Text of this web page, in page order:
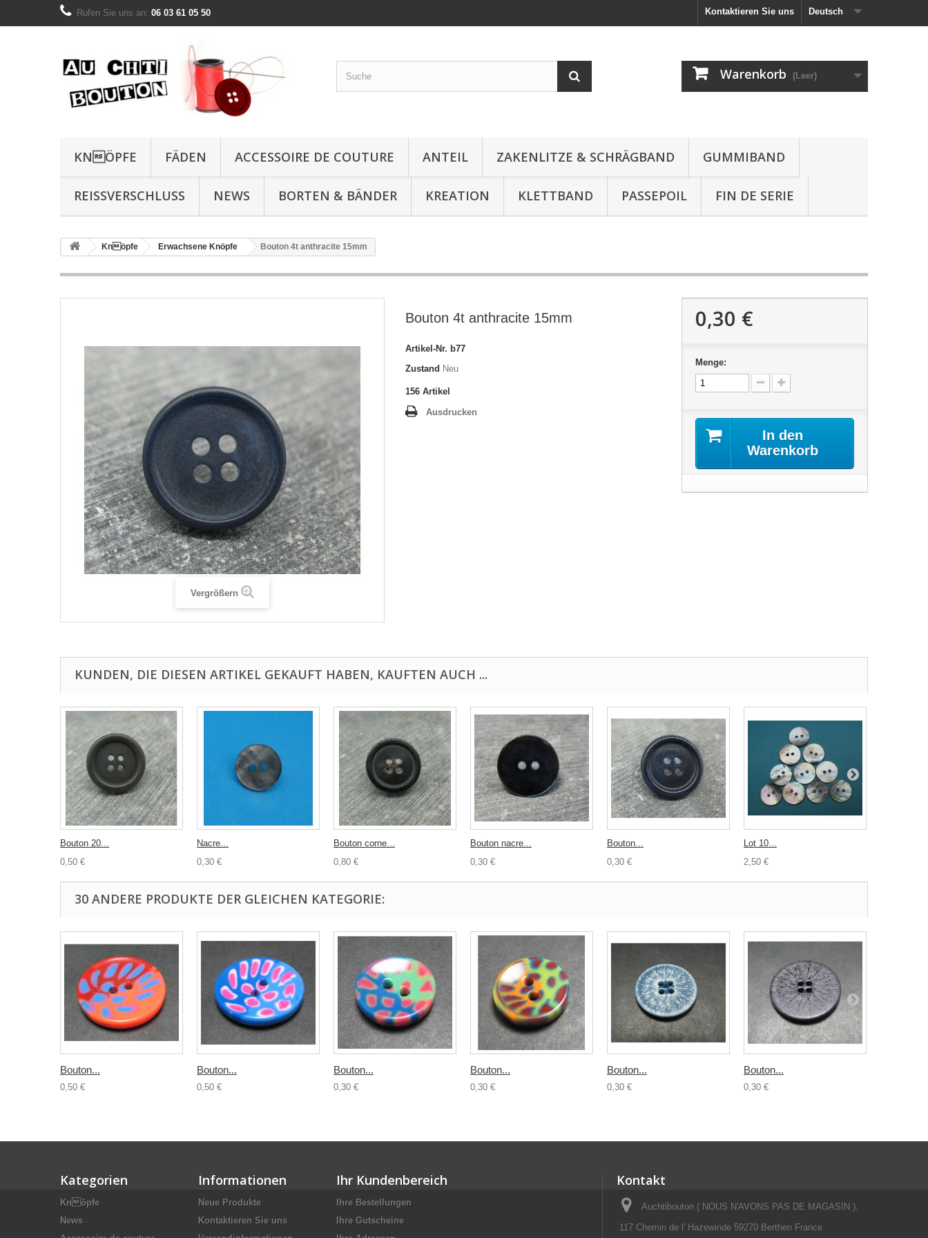
Deutsch
Kontaktieren Sie uns
Rufen Sie uns an: 06 03 61 05 50
Warenkorb (Leer)
KNÖPFE FÄDEN ACCESSOIRE DE COUTURE ANTEIL ZAKENLITZE & SCHRÄGBAND GUMMIBAND
REISSVERSCHLUSS NEWS BORTEN & BÄNDER KREATION KLETTBAND PASSEPOIL FIN DE SERIE
Knöpfe Erwachsene Knöpfe Bouton 4t anthracite 15mm
Vergrößern
Bouton 4t anthracite 15mm
Artikel-Nr. b77
Zustand Neu
156 Artikel
Ausdrucken
0,30 €
Menge:
In den
Warenkorb
KUNDEN, DIE DIESEN ARTIKEL GEKAUFT HABEN, KAUFTEN AUCH ...
Bouton 20...
0,50 €
Nacre...
0,30 €
Bouton corne...
0,80 €
Bouton nacre...
0,30 €
Bouton...
0,30 €
Lot 10...
2,50 €
30 ANDERE PRODUKTE DER GLEICHEN KATEGORIE:
Bouton...
0,50 €
Bouton...
0,50 €
Bouton...
0,30 €
Bouton...
0,30 €
Bouton...
0,30 €
Bouton...
0,30 €
Kategorien
Knöpfe
News
Informationen
Neue Produkte
Kontaktieren Sie uns
Ihr Kundenbereich
Ihre Bestellungen
Ihre Gutscheine
Kontakt
Auchtibouton ( NOUS N'AVONS PAS DE MAGASIN ),
117 Chemin de l' Hazewinde 59270 Berthen France